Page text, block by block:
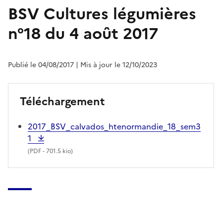
BSV Cultures légumières
n°18 du 4 août 2017
Publié le 04/08/2017 | Mis à jour le 12/10/2023
Téléchargement
2017_BSV_calvados_htenormandie_18_sem3
1
(PDF- 701.5 kio)